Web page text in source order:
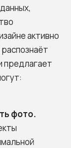
активно
распознаёт
предлагает
фото.